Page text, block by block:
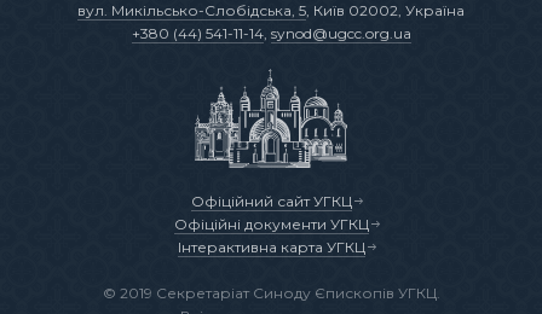
вул. Микільсько-Слобідська, 5, Київ 02002, Україна
+380 (44) 541-11-14, synod@ugcc.org.ua
Офіційний сайт УГКЦ
Офіційні документи УГКЦ
Інтерактивна карта УГКЦ
© 2019 Секретаріат Синоду Єпископів УГКЦ.